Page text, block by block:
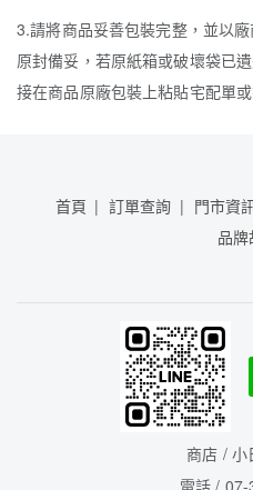
3.請將商品妥善包裝完整，並以
原封備妥，若原紙箱或破壞袋已
接在商品原廠包裝上粘貼宅配單
首頁 訂單查詢 門市資
品
商店 / 小